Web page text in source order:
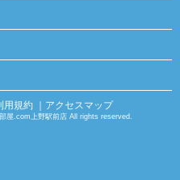
用規約 ｜アクセスマップ
屋.com上野駅前店 All rights reserved.